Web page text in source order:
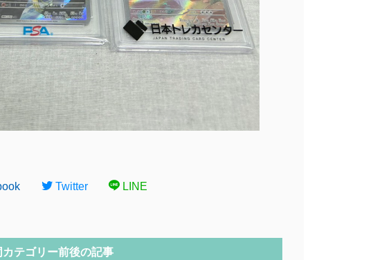
Twitter LINE
カテゴリー前後の記事